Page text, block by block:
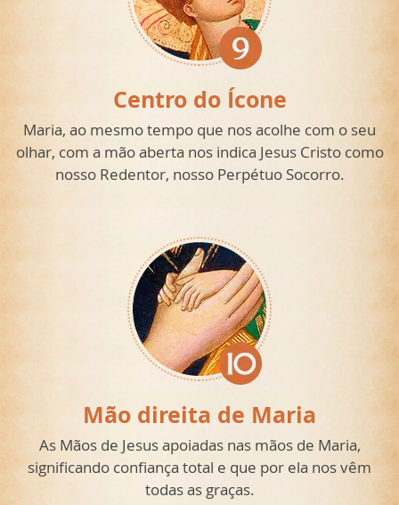
Centro do Ícone
Maria, ao mesmo tempo que nos acolhe com o seu
olhar, com a mão aberta nos indica Jesus Cristo como
nosso Redentor, nosso Perpétuo Socorro.
Mão direita de Maria
As Mãos de Jesus apoiadas nas mãos de Maria,
significando confiança total e que por ela nos vêm
todas as graças.